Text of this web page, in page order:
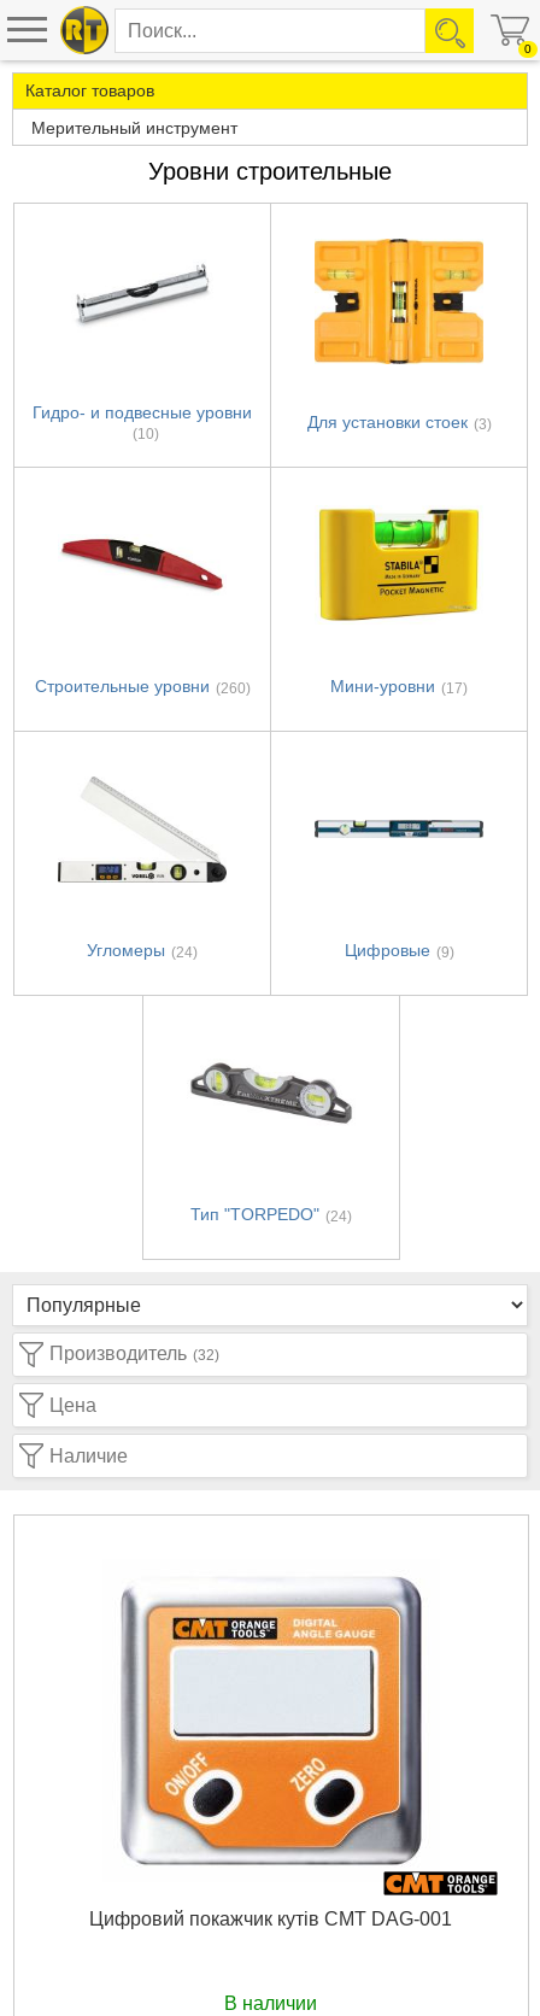
0
Каталог товаров
Мерительный инструмент
Уровни строительные
Гидро- и подвесные уровни
(10)
Для установки стоек (3)
Строительные уровни (260) Мини-уровни (17)
Угломеры (24) Цифровые (9)
Тип "TORPEDO" (24)
Производитель (32)
Цена
Наличие
Цифровий покажчик кутів CMT DAG-001
В наличии